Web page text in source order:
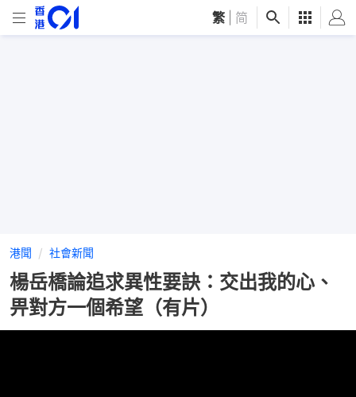
繁 简
港聞 社會新聞
楊岳橋論追求異性要訣：交出我的心、
畀對方一個希望（有片）